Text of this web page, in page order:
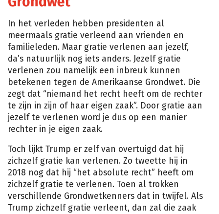
In het verleden hebben presidenten al
meermaals gratie verleend aan vrienden en
familieleden. Maar gratie verlenen aan jezelf,
da’s natuurlijk nog iets anders. Jezelf gratie
verlenen zou namelijk een inbreuk kunnen
betekenen tegen de Amerikaanse Grondwet. Die
zegt dat “niemand het recht heeft om de rechter
te zijn in zijn of haar eigen zaak”. Door gratie aan
jezelf te verlenen word je dus op een manier
rechter in je eigen zaak.
Toch lijkt Trump er zelf van overtuigd dat hij
zichzelf gratie kan verlenen. Zo tweette hij in
2018 nog dat hij “het absolute recht” heeft om
zichzelf gratie te verlenen. Toen al trokken
verschillende Grondwetkenners dat in twijfel. Als
Trump zichzelf gratie verleent, dan zal die zaak